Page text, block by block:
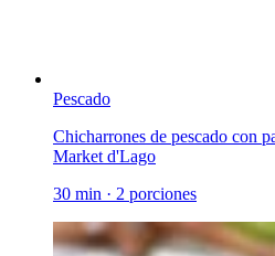
Pescado
Chicharrones de pescado con
Market d'Lago
30 min · 2 porciones